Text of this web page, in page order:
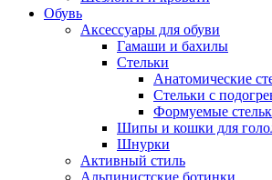
Обувь
Аксессуары для обуви
Гамаши и бахилы
Стельки
Анатомические
Стельки с
Формуемые
Шипы и кошки для
Шнурки
Активный стиль
Альпинистские ботинки